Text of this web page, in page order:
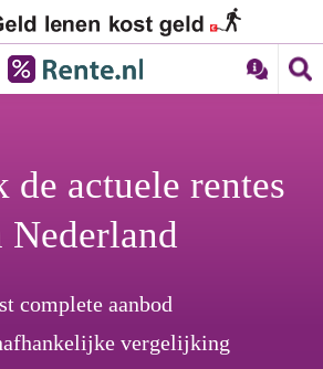
de actuele rentes
Nederland
complete aanbod
vergelijking